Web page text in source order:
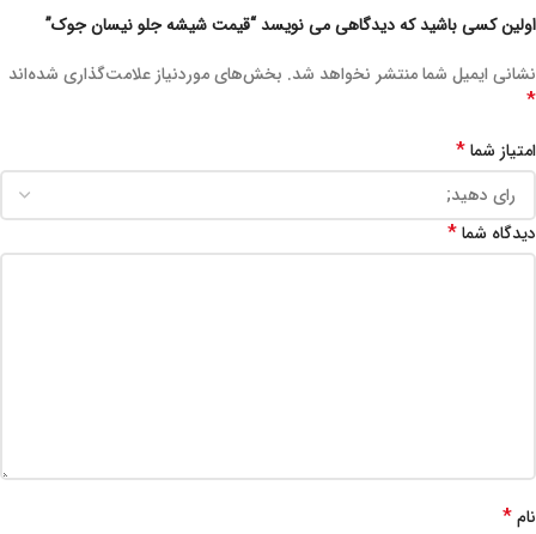
اولین کسی باشید که دیدگاهی می نویسد “قیمت شیشه جلو نیسان جوک”
نشانی ایمیل شما منتشر نخواهد شد. بخش‌های موردنیاز علامت‌گذاری شده‌اند
*
امتیاز شما*
دیدگاه شما*
نام*